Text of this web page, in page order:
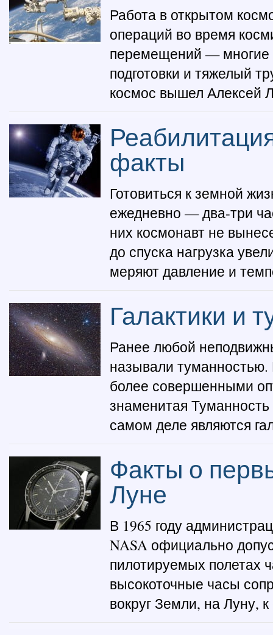
Работа в открытом
операций во время
перемещений —
подготовки и тяжелый
космос вышел Алексей
факты
Готовиться к земной
ежедневно — два-три
них космонавт не
до спуска нагрузка
меряют давление и
Галактики и
Ранее любой
называли
более совершенными
знаменитая
самом деле являются
Факты о
Луне
В 1965 году
NASA официально
пилотируемых полетах
высокоточные часы
вокруг Земли, на Луну,